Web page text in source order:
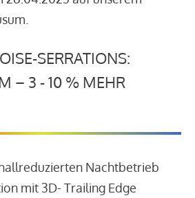
SERRATIONS:
– 3 - 10 % MEHR
Nachtbetrieb
mit 3D- Trailing Edge